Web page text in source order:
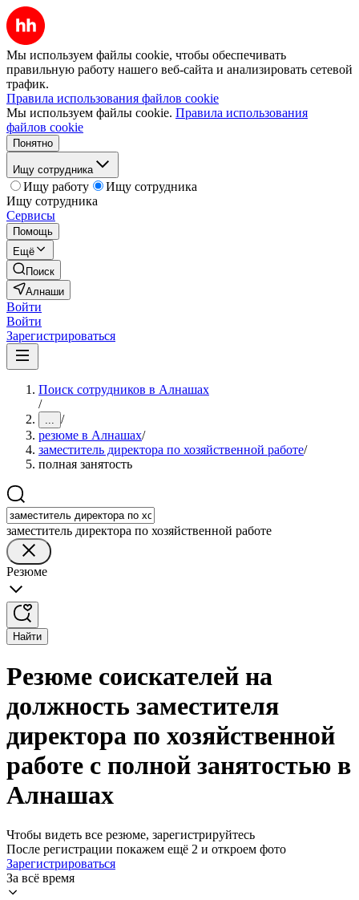
Мы используем файлы cookie, чтобы обеспечивать
правильную работу нашего веб-сайта и анализировать сетевой
трафик.
Правила использования файлов cookie
Мы используем файлы cookie. Правила использования
файлов cookie
Понятно
Ищу сотрудника
Ищу работу
Ищу сотрудника
Ищу сотрудника
Сервисы
Помощь
Ещё
Поиск
Алнаши
Войти
Войти
Зарегистрироваться
Поиск сотрудников в Алнашах
/
... /
резюме в Алнашах/
заместитель директора по хозяйственной работе/
полная занятость
заместитель директора по хозяйственной работе
Резюме
Найти
Резюме соискателей на
должность заместителя
директора по хозяйственной
работе с полной занятостью в
Алнашах
Чтобы видеть все резюме, зарегистрируйтесь
После регистрации покажем ещё 2 и откроем фото
Зарегистрироваться
За всё время